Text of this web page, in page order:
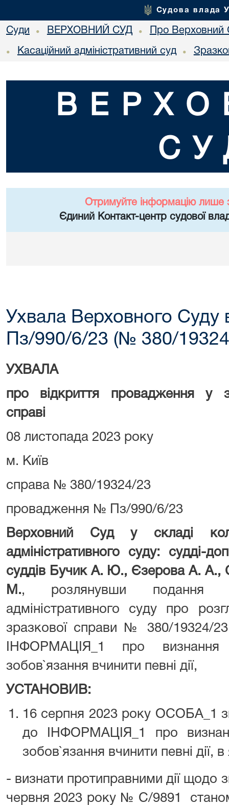
Судова влада
Суди • ВЕРХОВНИЙ СУД • Про Верховний
• Касаційний адміністративний суд •
Отримуйте інформацію лише
Єдиний Контакт-центр судової
Ухвала Верховного Суду
Пз/990/6/23 (№ 380/
УХВАЛА
про відкриття провадження у
справі
08 листопада 2023 року
м. Київ
справа № 380/19324/23
провадження № Пз/990/6/23
Верховний Суд у складі
адміністративного суду: судді-
суддів Бучик А. Ю., Єзерова А. А.,
М., розлянувши подання
адміністративного суду про
зразкової справи № 380/19324/
ІНФОРМАЦІЯ_1 про
зобов`язання вчинити певні дії,
УСТАНОВИВ:
16 серпня 2023 року ОСОБА_1
до ІНФОРМАЦІЯ_1 про
зобов`язання вчинити певні дії,
- визнати протиправними дії щодо
червня 2023 року № С/9891